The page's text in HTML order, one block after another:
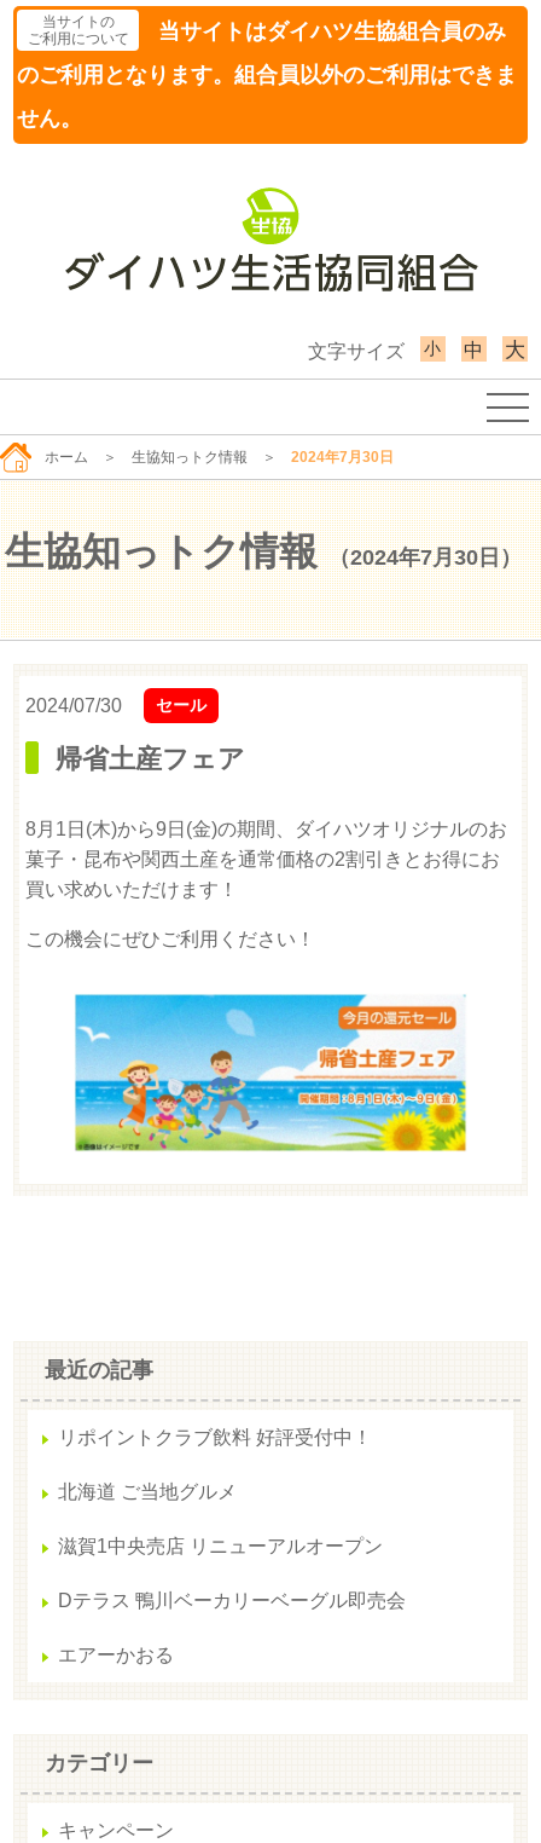
当サイトの
ご利用について
当サイトはダイハツ生協組合員のみ
のご利用となります。組合員以外のご利用はできま
せん。
文字サイズ 小 中 大
ホーム ＞ 生協知っトク情報 ＞ 2024年7月30日
生協知っトク情報 （2024年7月30日）
2024/07/30 セール
帰省土産フェア
8月1日(木)から9日(金)の期間、ダイハツオリジナルのお
菓子・昆布や関西土産を通常価格の2割引きとお得にお
買い求めいただけます！
この機会にぜひご利用ください！
最近の記事
リポイントクラブ飲料 好評受付中！
北海道 ご当地グルメ
滋賀1中央売店 リニューアルオープン
Dテラス 鴨川ベーカリーベーグル即売会
エアーかおる
カテゴリー
キャンペーン